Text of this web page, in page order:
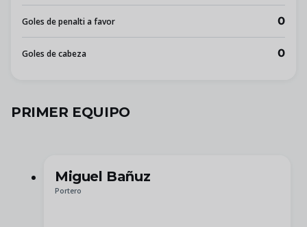
Goles de penalti a favor 0
Goles de cabeza 0
PRIMER EQUIPO
Miguel Bañuz
Portero